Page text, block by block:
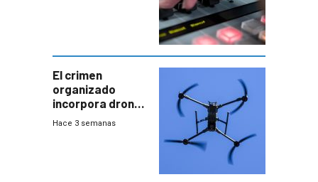
El crimen
organizado
incorpora drones
y abre un nuevo
Hace 3 semanas